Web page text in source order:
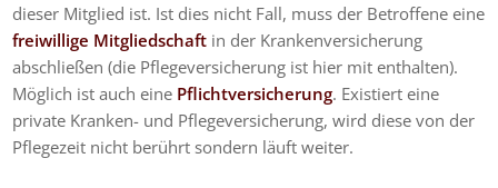
dieser Mitglied ist. Ist dies nicht Fall, muss der Betroffene eine
freiwillige Mitgliedschaft in der Krankenversicherung
abschließen (die Pflegeversicherung ist hier mit enthalten).
Möglich ist auch eine Pflichtversicherung. Existiert eine
private Kranken- und Pflegeversicherung, wird diese von der
Pflegezeit nicht berührt sondern läuft weiter.